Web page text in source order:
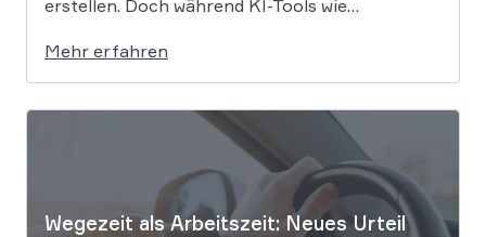
erstellen. Doch während KI-Tools wie
Sekundenschnelle beeindruckende Ergebnisse
liefern, wirft der Einsatz von Algorithmen in der
Kreativbranche komplexe juristische Fragen
auf. Das Urheberrecht, das Markenrecht und
das Patentrecht […]
Mehr erfahren
Wegezeit als Arbeitszeit: Neues Urteil